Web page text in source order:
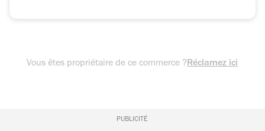
Vous êtes propriétaire de ce commerce ?Réclamez ici
PUBLICITÉ